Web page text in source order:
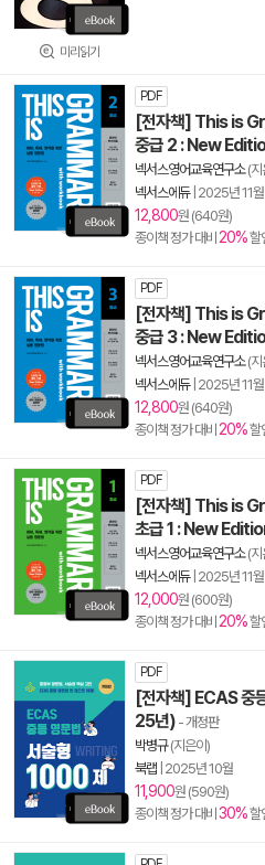
미리읽기
PDF
[전자책] This is
중급 2 : New
넥서스영어교육연구소(지
넥서스에듀| 2025년 11월
12,800원 (640원)
종이책 정가 대비 20%할
PDF
[전자책] This is
중급 3 : New
넥서스영어교육연구소(지
넥서스에듀| 2025년 11월
12,800원 (640원)
종이책 정가 대비 20%할
PDF
[전자책] This is
초급 1 : New
넥서스영어교육연구소(지
넥서스에듀| 2025년 11월
12,000원 (600원)
종이책 정가 대비 20%할
PDF
[전자책] ECAS 중
25년) - 개정판
박병규(지은이)
북랩 2025년 10월
11,900원 (590원)
종이책 정가 대비 30%할